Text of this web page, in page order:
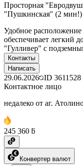
Просторная
"Пушкинская" (2
Удобное
обеспечивает легкий
"Гулливер" с
Контакты
Написать
29.06.2026 ID 3611528
Контактное лицо
недалеко от аг.
245 360 ƃ
Конвертер валют